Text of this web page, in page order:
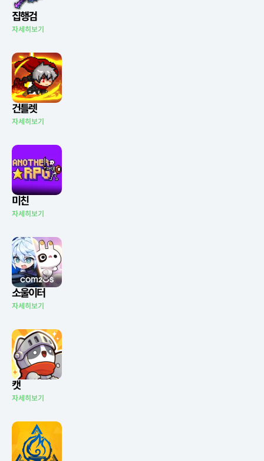
집행검
자세히보기
건틀렛
자세히보기
미친
자세히보기
소울이터
자세히보기
캣
자세히보기